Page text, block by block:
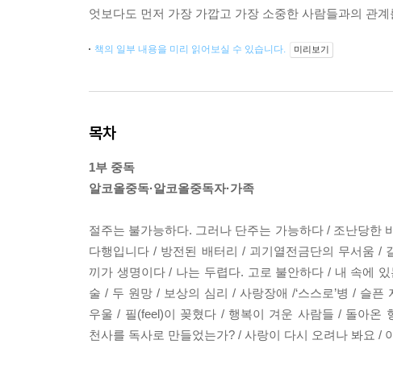
엇보다도 먼저 가장 가깝고 가장 소중한 사람들과의 관
책의 일부 내용을 미리 읽어보실 수 있습니다. 미리보기
목차
1부 중독
알코올중독·알코올중독자·가족
절주는 불가능하다. 그러나 단주는 가능하다 / 조난당한
다행입니다 / 방전된 배터리 / 괴기열전금단의 무서움
끼가 생명이다 / 나는 두렵다. 고로 불안하다 / 내 속에
술 / 두 원망 / 보상의 심리 / 사랑장애 /‘스스로’병 / 슬
우울 / 필(feel)이 꽂혔다 / 행복이 겨운 사람들 / 돌아
천사를 독사로 만들었는가? / 사랑이 다시 오려나 봐요 /